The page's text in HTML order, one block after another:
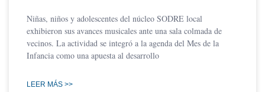
Niñas, niños y adolescentes del núcleo SODRE local
exhibieron sus avances musicales ante una sala colmada de
vecinos. La actividad se integró a la agenda del Mes de la
Infancia como una apuesta al desarrollo
LEER MÁS >>